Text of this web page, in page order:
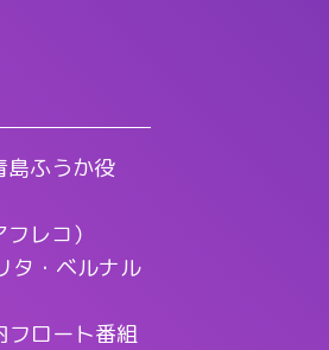
島ふうか役
レコ）
タ・ベルナル
ロート番組